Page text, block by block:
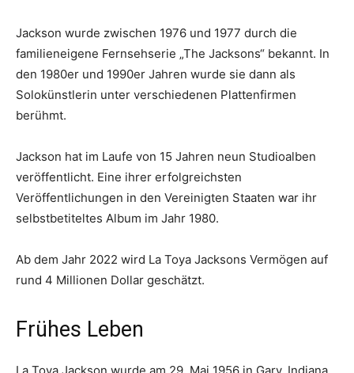
Jackson wurde zwischen 1976 und 1977 durch die
familieneigene Fernsehserie „The Jacksons“ bekannt. In
den 1980er und 1990er Jahren wurde sie dann als
Solokünstlerin unter verschiedenen Plattenfirmen
berühmt.
Jackson hat im Laufe von 15 Jahren neun Studioalben
veröffentlicht. Eine ihrer erfolgreichsten
Veröffentlichungen in den Vereinigten Staaten war ihr
selbstbetiteltes Album im Jahr 1980.
Ab dem Jahr 2022 wird La Toya Jacksons Vermögen auf
rund 4 Millionen Dollar geschätzt.
Frühes Leben